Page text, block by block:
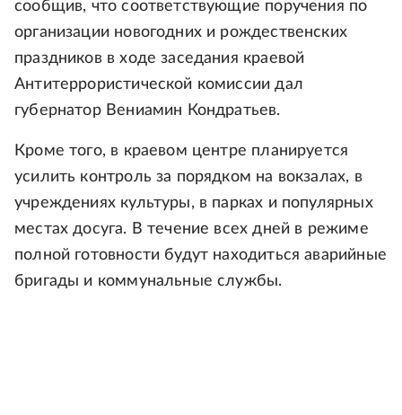
сообщив, что соответствующие поручения по
организации новогодних и рождественских
праздников в ходе заседания краевой
Антитеррористической комиссии дал
губернатор Вениамин Кондратьев.
Кроме того, в краевом центре планируется
усилить контроль за порядком на вокзалах, в
учреждениях культуры, в парках и популярных
местах досуга. В течение всех дней в режиме
полной готовности будут находиться аварийные
бригады и коммунальные службы.